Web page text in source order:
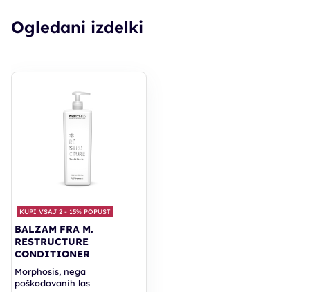
Ogledani izdelki
KUPI VSAJ 2 - 15% POPUST
BALZAM FRA M.
RESTRUCTURE
CONDITIONER
Morphosis, nega
poškodovanih las